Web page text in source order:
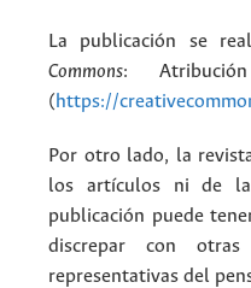
La publicación se
Commons:
(https://
Por otro lado, la
los artículos ni de
publicación puede
discrepar con
representativas del